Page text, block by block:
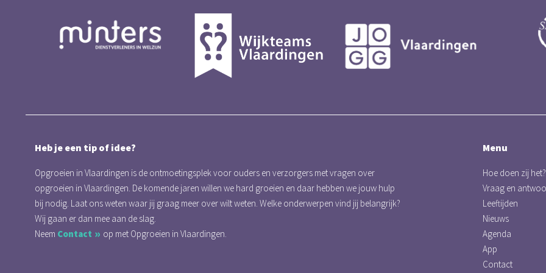
Heb je een tip of idee?
Opgroeien in Vlaardingen is de ontmoetingsplek voor ouders en verzorgers met vragen over
opgroeien in Vlaardingen. De komende jaren willen we hard groeien en daar hebben we jouw hulp
bij nodig. Laat ons weten waar jij graag meer over wilt weten. Welke onderwerpen vind jij belangrijk?
Wij gaan er dan mee aan de slag.
Neem Contact op met Opgroeien in Vlaardingen.
Menu
Hoe doen zij het?
Vraag en
Leeftijden
Nieuws
Agenda
App
Contact